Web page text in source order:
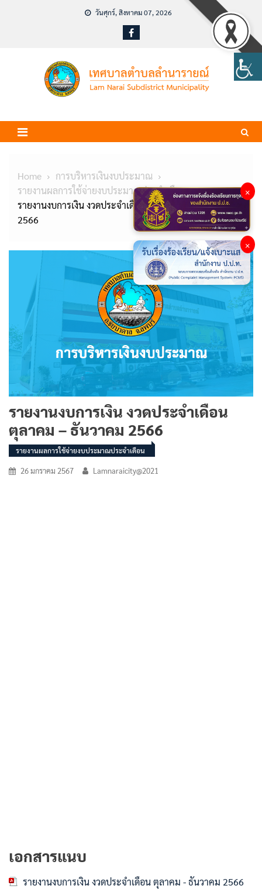
วันศุกร์, สิงหาคม 07, 2026
Home
การบริหารเงินงบประมาณ
รายงานผลการใช้จ่ายงบประมาณประจำเดือน
รายงานงบการเงิน งวดประจำเดือน ตุลาคม – ธันวาคม
2566
รายงานงบการเงิน งวดประจำเดือน
ตุลาคม – ธันวาคม 2566
รายงานผลการใช้จ่ายงบประมาณประจำเดือน
26 มกราคม 2567 Lamnaraicity@2021
เอกสารแนบ
รายงานงบการเงิน งวดประจำเดือน ตุลาคม - ธันวาคม 2566
×
×